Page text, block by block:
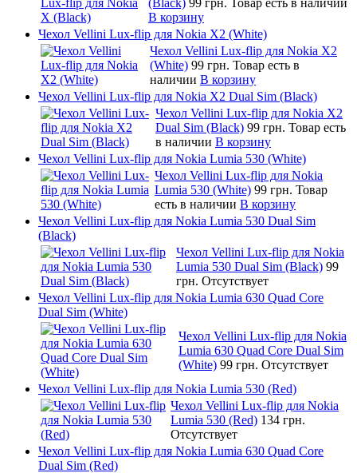
В корзину
Чехол Vellini Lux-flip для Nokia X2 (White)
Чехол Vellini Lux-flip для Nokia X2
(White) 99 грн. Товар есть в
наличии В корзину
Чехол Vellini Lux-flip для Nokia X2 Dual Sim (Black)
Чехол Vellini Lux-flip для Nokia X2
Dual Sim (Black) 99 грн. Товар есть
в наличии В корзину
Чехол Vellini Lux-flip для Nokia Lumia 530 (White)
Чехол Vellini Lux-flip для Nokia
Lumia 530 (White) 99 грн. Товар
есть в наличии В корзину
Чехол Vellini Lux-flip для Nokia Lumia 530 Dual Sim
(Black)
Чехол Vellini Lux-flip для Nokia
Lumia 530 Dual Sim (Black) 99
грн. Отсутствует
Чехол Vellini Lux-flip для Nokia Lumia 630 Quad Core
Dual Sim (White)
Чехол Vellini Lux-flip для Nokia
Lumia 630 Quad Core Dual Sim
(White) 99 грн. Отсутствует
Чехол Vellini Lux-flip для Nokia Lumia 530 (Red)
Чехол Vellini Lux-flip для Nokia
Lumia 530 (Red) 134 грн.
Отсутствует
Чехол Vellini Lux-flip для Nokia Lumia 630 Quad Core
Dual Sim (Red)